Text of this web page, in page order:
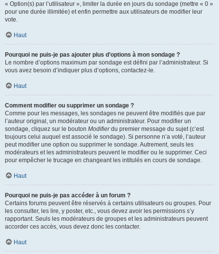
« Option(s) par l’utilisateur », limiter la durée en jours du sondage (mettre « 0 »
pour une durée illimitée) et enfin permettre aux utilisateurs de modifier leur
vote.
Haut
Pourquoi ne puis-je pas ajouter plus d’options à mon sondage ?
Le nombre d’options maximum par sondage est défini par l’administrateur. Si
vous avez besoin d’indiquer plus d’options, contactez-le.
Haut
Comment modifier ou supprimer un sondage ?
Comme pour les messages, les sondages ne peuvent être modifiés que par
l’auteur original, un modérateur ou un administrateur. Pour modifier un
sondage, cliquez sur le bouton Modifierdu premier message du sujet (c’est
toujours celui auquel est associé le sondage). Si personne n’a voté, l’auteur
peut modifier une option ou supprimer le sondage. Autrement, seuls les
modérateurs et les administrateurs peuvent le modifier ou le supprimer. Ceci
pour empêcher le trucage en changeant les intitulés en cours de sondage.
Haut
Pourquoi ne puis-je pas accéder à un forum ?
Certains forums peuvent être réservés à certains utilisateurs ou groupes. Pour
les consulter, les lire, y poster, etc., vous devez avoir les permissions s’y
rapportant. Seuls les modérateurs de groupes et les administrateurs peuvent
accorder ces accès, vous devez donc les contacter.
Haut